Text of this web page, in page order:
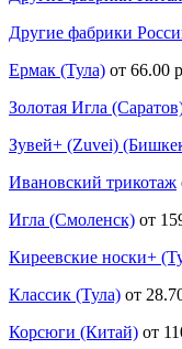
Другие фабрики
Ермак (Тула) от 66.00
Золотая Игла
Зувей+ (Zuvei)
Ивановский трикотаж
Игла (Смоленск) от
Киреевские носки+
Классик (Тула) от
Корсюги (Китай) от